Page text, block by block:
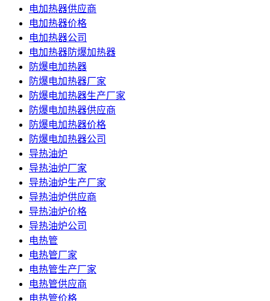
电加热器供应商
电加热器价格
电加热器公司
电加热器防爆加热器
防爆电加热器
防爆电加热器厂家
防爆电加热器生产厂家
防爆电加热器供应商
防爆电加热器价格
防爆电加热器公司
导热油炉
导热油炉厂家
导热油炉生产厂家
导热油炉供应商
导热油炉价格
导热油炉公司
电热管
电热管厂家
电热管生产厂家
电热管供应商
电热管价格